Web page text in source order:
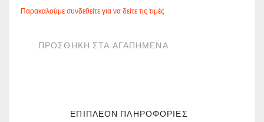
Παρακαλούμε συνδεθείτε για να δείτε τις τιμές
ΠΡΟΣΘΗΚΗ ΣΤΑ ΑΓΑΠΗΜΕΝΑ
ΕΠΙΠΛΈΟΝ ΠΛΗΡΟΦΟΡΊΕΣ